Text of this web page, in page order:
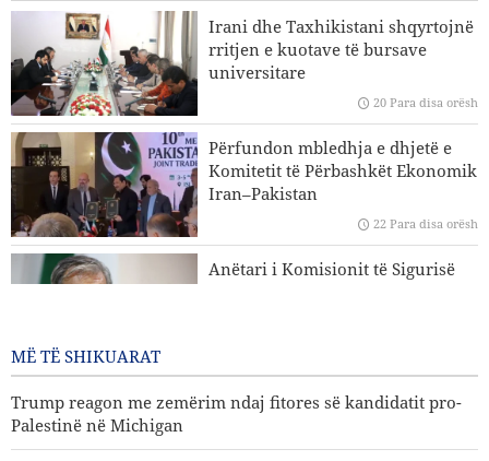
Sulme ajrore dhe bombardime artilerie të regjimit sionist
në jug të Libanit
Eksperti iranian i çështjeve ndërkombëtare: Strategjitë e
Iranit në lidhje me Ngushticën e Hormuzit nuk kanë
ndryshuar
Hakan Fidan: Izraeli nuk ka asnjë synim për të arritur
paqen
Trump reagon me zemërim ndaj fitores së kandidatit pro-
Palestinë në Michigan
Irani dhe Taxhikistani shqyrtojnë
rritjen e kuotave të bursave
universitare
20 Para disa orësh
Përfundon mbledhja e dhjetë e
Komitetit të Përbashkët Ekonomik
Iran–Pakistan
22 Para disa orësh
Anëtari i Komisionit të Sigurisë
MË TË SHIKUARAT
Trump reagon me zemërim ndaj fitores së kandidatit pro-
Palestinë në Michigan